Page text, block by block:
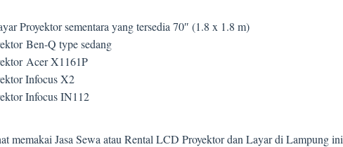
Proyektor sementara yang tersedia 70″ (1.8 x 1.8 m)
Ben-Q type sedang
Acer X1161P
Infocus X2
Infocus IN112
memakai Jasa Sewa atau Rental LCD Proyektor dan Layar di Lampung ini